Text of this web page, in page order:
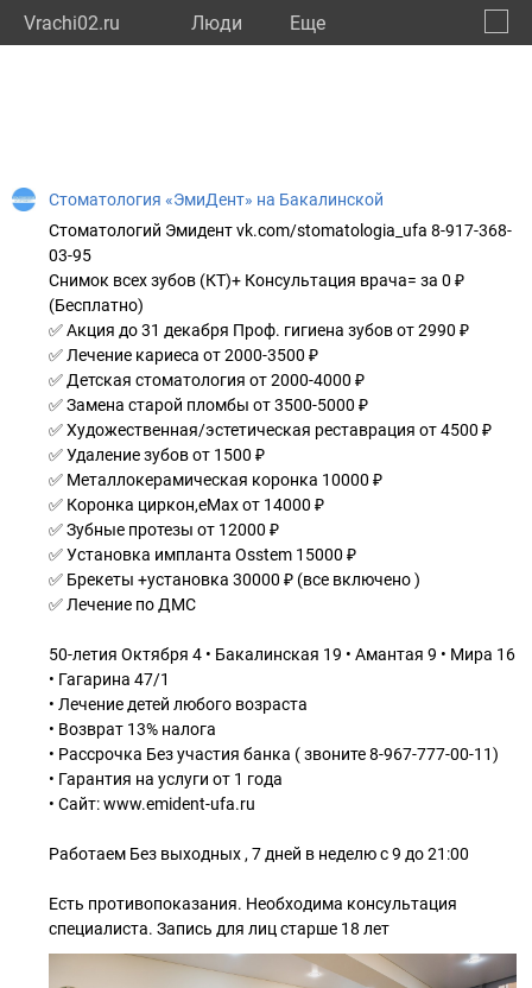
Vrachi02.ru Люди Eще
Стоматология «ЭмиДент» на Бакалинской
Стоматологий Эмидент vk.com/stomatologia_ufa 8-917-368-
03-95
Снимок всех зубов (КТ)+ Консультация врача= за 0 ₽
(Бесплатно)
✅ Акция до 31 декабря Проф. гигиена зубов от 2990 ₽
✅ Лечение кариеса от 2000-3500 ₽
✅ Детская стоматология от 2000-4000 ₽
✅ Замена старой пломбы от 3500-5000 ₽
✅ Художественная/эстетическая реставрация от 4500 ₽
✅ Удаление зубов от 1500 ₽
✅ Металлокерамическая коронка 10000 ₽
✅ Коронка циркон,eMax от 14000 ₽
✅ Зубные протезы от 12000 ₽
✅ Установка импланта Osstem 15000 ₽
✅ Брекеты +установка 30000 ₽ (все включено )
✅ Лечение по ДМС
50-летия Октября 4 • Бакалинская 19 • Амантая 9 • Мира 16
• Гагарина 47/1
• Лечение детей любого возраста
• Возврат 13% налога
• Рассрочка Без участия банка ( звоните 8-967-777-00-11)
• Гарантия на услуги от 1 года
• Сайт: www.emident-ufa.ru
Работаем Без выходных , 7 дней в неделю с 9 до 21:00
Есть противопоказания. Необходима консультация
специалиста. Запись для лиц старше 18 лет